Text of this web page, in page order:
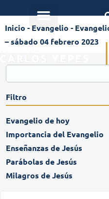
Inicio - Evangelio -
– sábado 04 febrero 2023
Filtro
Evangelio de hoy
Importancia del Evangelio
Enseñanzas de Jesús
Parábolas de Jesús
Milagros de Jesús